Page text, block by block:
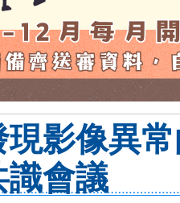
現影像異
會議